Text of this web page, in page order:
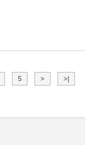
5 > >|